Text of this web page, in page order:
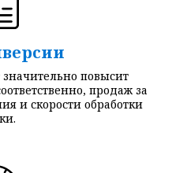
повысит
продаж за
и скорости обработки